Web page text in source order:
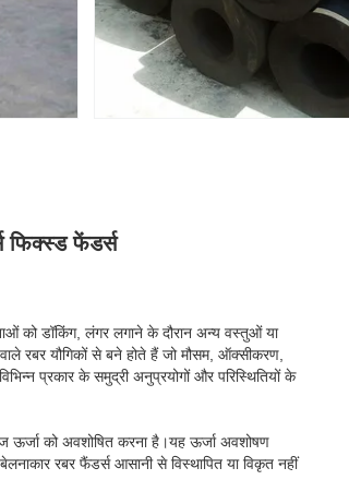
फिक्स्ड फेंडर्स
को डॉकिंग, लंगर लगाने के दौरान अन्य वस्तुओं या
रबर यौगिकों से बने होते हैं जो मौसम, ऑक्सीकरण,
प्रकार के समुद्री अनुप्रयोगों और परिस्थितियों के
ऊर्जा को अवशोषित करना है।यह ऊर्जा अवशोषण
रबर फैंडर्स आसानी से विस्थापित या विकृत नहीं